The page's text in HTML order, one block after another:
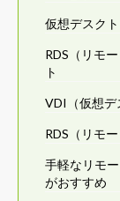
仮想デスク
RDS（リモ
ト
VDI（仮想デ
RDS（リモ
手軽なリモ
がおすすめ